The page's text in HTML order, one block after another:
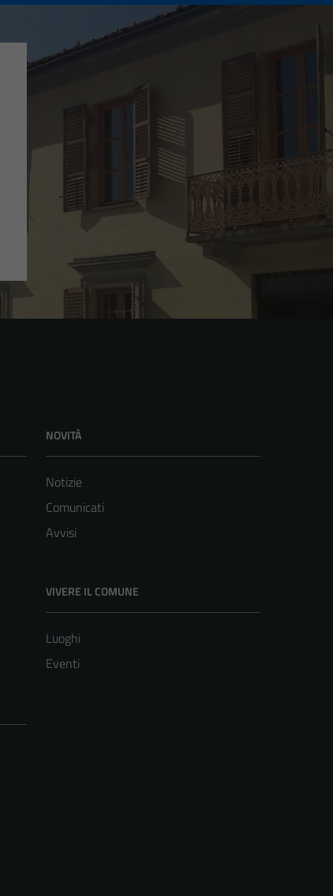
NOVITÀ
Notizie
Comunicati
Avvisi
VIVERE IL COMUNE
Luoghi
Eventi